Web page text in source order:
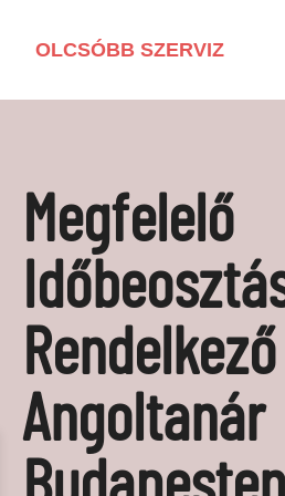
OLCSÓBB SZERVIZ
LAKÁSFELÚJÍTÁS
VEGYSZERMENTES HÁZTARTÁS
BARKÁCSOLÁS
KAPCSOLAT
MÉDIAAJÁNLAT
Megfelelő
Rendelkező
Angoltanár